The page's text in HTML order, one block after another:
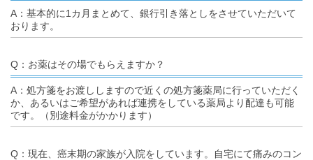
A：基本的に1カ月まとめて、銀行引き落としをさせていただいて
おります。
Q：お薬はその場でもらえますか？
A：処方箋をお渡ししますので近くの処方箋薬局に行っていただく
か、あるいはご希望があれば連携をしている薬局より配達も可能
です。（別途料金がかかります）
Q：現在、癌末期の家族が入院をしています。自宅にて痛みのコン